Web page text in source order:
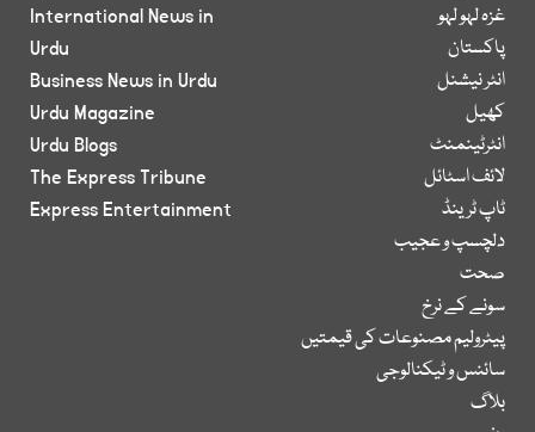
غزہ لہو لہو
پاکستان
انٹر نیشنل
کھیل
انٹرٹینمنٹ
لائف اسٹائل
ٹاپ ٹرینڈ
دلچسپ و عجیب
صحت
سونے کے نرخ
پیٹرولیم مصنوعات کی قیمتیں
سائنس و ٹیکنالوجی
بلاگ
International News in
Urdu
Business News in Urdu
Urdu Magazine
Urdu Blogs
The Express Tribune
Express Entertainment